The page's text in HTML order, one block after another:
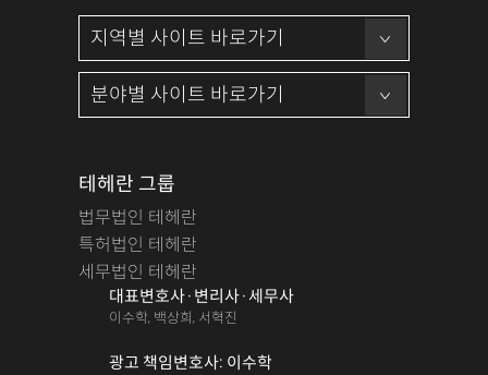
테헤란 그룹
법무법인 테헤란
특허법인 테헤란
세무법인 테헤란
대표변호사·변리사·세무사
이수학, 백상희, 서혁진
광고 책임변호사: 이수학